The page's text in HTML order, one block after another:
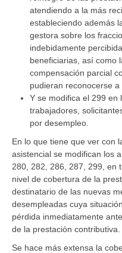
atendiendo a la más
estableciendo además
gestora sobre los
indebidamente
beneficiarias, así como
compensación parcial
pudieran reconocerse
Y se modifica el 299 en
trabajadores,
por desempleo.
En lo que tiene que ver con
asistencial se modifican los
280, 282, 286, 287, 299, en
nivel de cobertura de la
destinatario de las nuevas
desempleadas cuya
pérdida inmediatamente
de la prestación contributiva.
Se hace más extensa la